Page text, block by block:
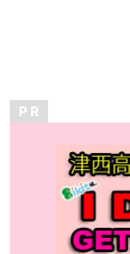
P R